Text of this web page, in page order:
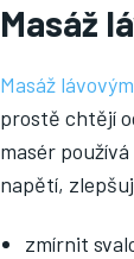
Masáž
Masáž
prostě chtějí
masér
napětí,
zmírnit